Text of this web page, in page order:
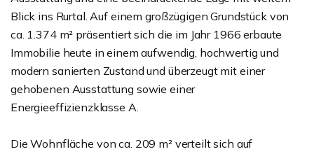
Blick ins Rurtal. Auf einem großzügigen Grundstück von
ca. 1.374 m² präsentiert sich die im Jahr 1966 erbaute
Immobilie heute in einem aufwendig, hochwertig und
modern sanierten Zustand und überzeugt mit einer
gehobenen Ausstattung sowie einer
Energieeffizienzklasse A.
Die Wohnfläche von ca. 209 m² verteilt sich auf